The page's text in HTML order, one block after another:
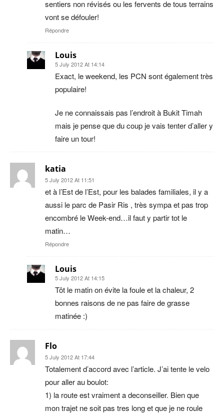
sentiers non révisés ou les fervents de tous terrains
vont se défouler!
Répondre
Louis
5 July 2012 At 14:14
Exact, le weekend, les PCN sont également très
populaire!
Je ne connaissais pas l’endroit à Bukit Timah
mais je pense que du coup je vais tenter d’aller y
faire un tour!
katia
5 July 2012 At 11:51
et à l’Est de l’Est, pour les balades familiales, il y a
aussi le parc de Pasir Ris , très sympa et pas trop
encombré le Week-end…il faut y partir tot le
matin…
Répondre
Louis
5 July 2012 At 14:15
Tôt le matin on évite la foule et la chaleur, 2
bonnes raisons de ne pas faire de grasse
matinée :)
Flo
5 July 2012 At 17:44
Totalement d’accord avec l’article. J’ai tente le velo
pour aller au boulot:
1) la route est vraiment a deconseiller. Bien que
mon trajet ne soit pas tres long et que je ne roule